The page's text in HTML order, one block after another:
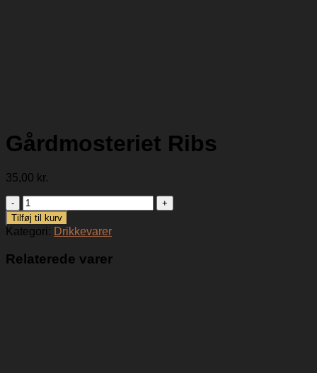
Gårdmosteriet Ribs
35,00 kr.
Gårdmosteriet
Ribs
antal
Tilføj til kurv
Kategori: Drikkevarer
Relaterede varer